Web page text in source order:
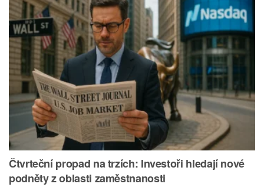
Čtvrteční propad na trzích: Investoři hledají nové
podněty z oblasti zaměstnanosti